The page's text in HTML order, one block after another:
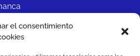
el consentimiento